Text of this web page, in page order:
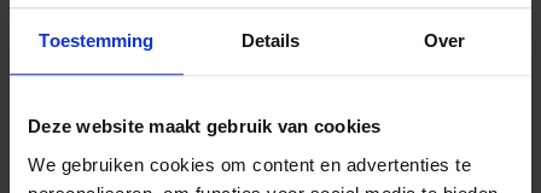
Toestemming Details Over
Deze website maakt gebruik van cookies
We gebruiken cookies om content en advertenties te